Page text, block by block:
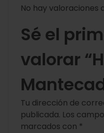
No hay valoraciones
Sé el
valorar
Tu dirección de
publicada. Los
marcados con *